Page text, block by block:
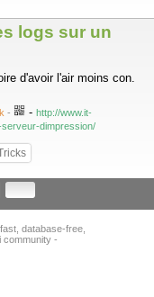
logs sur un
d'avoir l'air moins con.
- - http://www.it-
dimpression/
database-free,
community -